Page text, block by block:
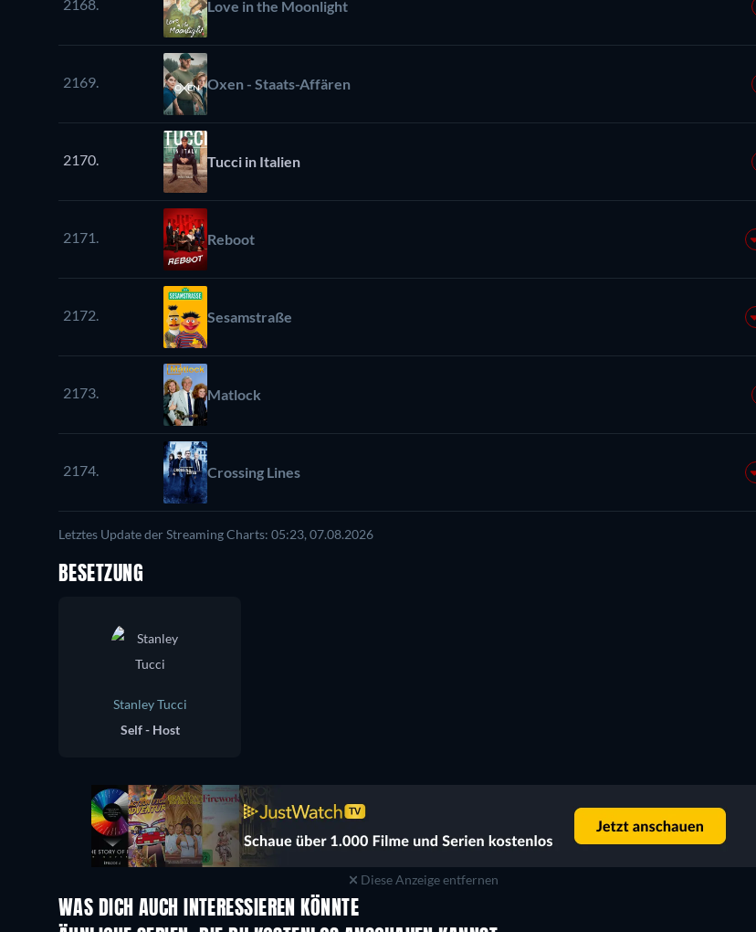
2168. Love in the Moonlight
2169. Oxen - Staats-Affären
2170. Tucci in Italien
2171. Reboot
2172. Sesamstraße
2173. Matlock
2174. Crossing Lines
Letztes Update der Streaming Charts: 05:23, 07.08.2026
BESETZUNG
Stanley Tucci
Self - Host
Diese Anzeige entfernen
WAS DICH AUCH INTERESSIEREN KÖNNTE
Serie